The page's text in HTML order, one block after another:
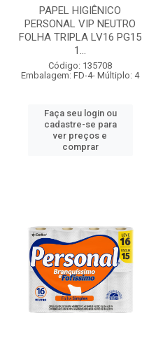
PAPEL HIGIÊNICO
PERSONAL VIP NEUTRO
FOLHA TRIPLA LV16 PG15
1...
Código: 135708
Embalagem: FD-4- Múltiplo: 4
Faça seu login ou
cadastre-se para
ver preços e
comprar